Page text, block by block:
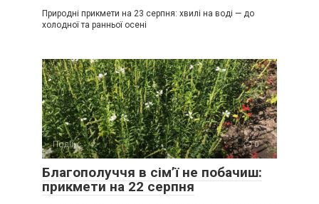
Природні прикмети на 23 серпня: хвилі на воді — до
холодної та ранньої осені
Події 0
Благополуччя в сім’ї не побачиш:
прикмети на 22 серпня